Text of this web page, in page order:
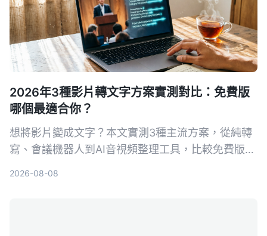
2026年3種影片轉文字方案實測對比：免費版
哪個最適合你？
想將影片變成文字？本文實測3種主流方案，從純轉
寫、會議機器人到AI音視頻整理工具，比較免費版功
2026-08-08